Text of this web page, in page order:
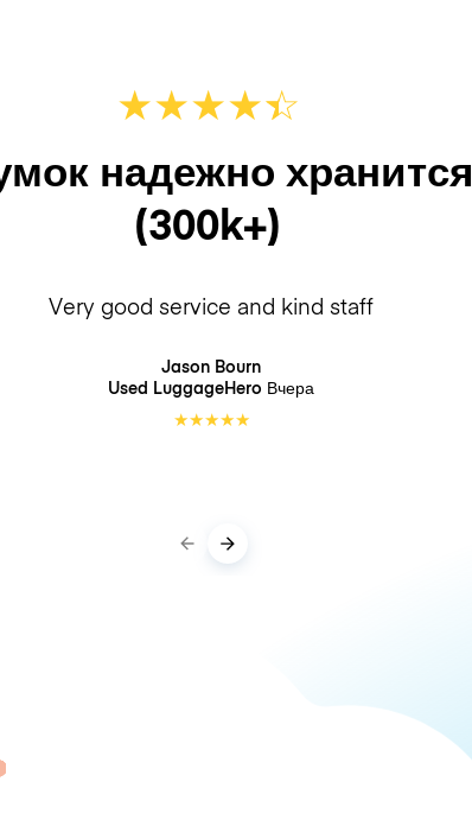
★★★★☆
★
надежно хранится
(300k+)
Very good service and kind staff
Jason Bourn
Used LuggageHero Вчера
★★★★★